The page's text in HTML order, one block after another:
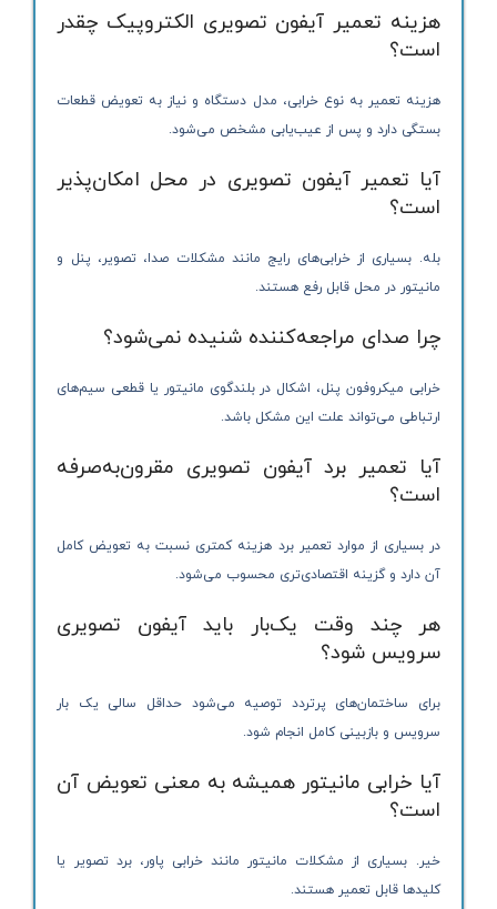
هزینه تعمیر آیفون تصویری الکتروپیک چقدر
است؟
هزینه تعمیر به نوع خرابی، مدل دستگاه و نیاز به تعویض قطعات
بستگی دارد و پس از عیب‌یابی مشخص می‌شود.
آیا تعمیر آیفون تصویری در محل امکان‌پذیر
است؟
بله. بسیاری از خرابی‌های رایج مانند مشکلات صدا، تصویر، پنل و
مانیتور در محل قابل رفع هستند.
چرا صدای مراجعه‌کننده شنیده نمی‌شود؟
خرابی میکروفون پنل، اشکال در بلندگوی مانیتور یا قطعی سیم‌های
ارتباطی می‌تواند علت این مشکل باشد.
آیا تعمیر برد آیفون تصویری مقرون‌به‌صرفه
است؟
در بسیاری از موارد تعمیر برد هزینه کمتری نسبت به تعویض کامل
آن دارد و گزینه اقتصادی‌تری محسوب می‌شود.
هر چند وقت یک‌بار باید آیفون تصویری
سرویس شود؟
برای ساختمان‌های پرتردد توصیه می‌شود حداقل سالی یک بار
سرویس و بازبینی کامل انجام شود.
آیا خرابی مانیتور همیشه به معنی تعویض آن
است؟
خیر. بسیاری از مشکلات مانیتور مانند خرابی پاور، برد تصویر یا
کلیدها قابل تعمیر هستند.